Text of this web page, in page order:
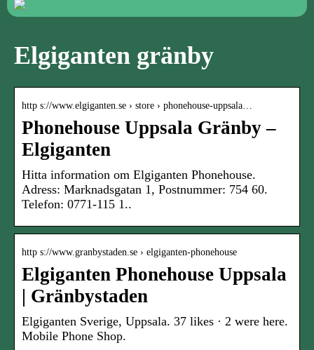
Elgiganten gränby
http s://www.elgiganten.se › store › phonehouse-uppsala…
Phonehouse Uppsala Gränby –
Elgiganten
Hitta information om Elgiganten Phonehouse.
Adress: Marknadsgatan 1, Postnummer: 754 60.
Telefon: 0771-115 1..
http s://www.granbystaden.se › elgiganten-phonehouse
Elgiganten Phonehouse Uppsala
| Gränbystaden
Elgiganten Sverige, Uppsala. 37 likes · 2 were here.
Mobile Phone Shop.